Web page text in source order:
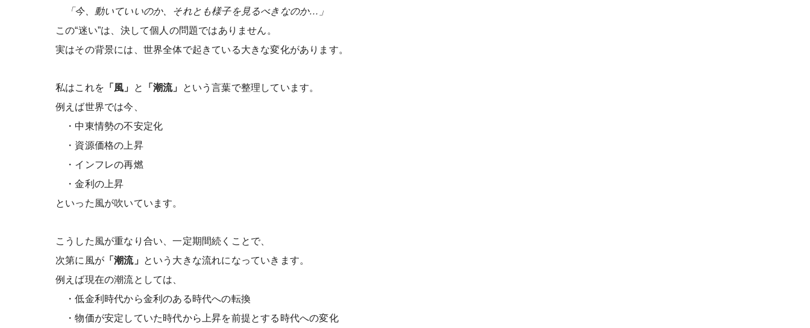
「今、動いていいのか、それとも様子を見るべきなのか…」
この“迷い”は、決して個人の問題ではありません。
実はその背景には、世界全体で起きている大きな変化があります。
私はこれを 「風」 と 「潮流」
という言葉で整理しています。
例えば世界では今、
・中東情勢の不安定化
・資源価格の上昇
・インフレの再燃
・金利の上昇
といった風が吹いています。
こうした風が重なり合い、一定期間続くことで、
次第に風が 「潮流」 という大きな流れになっていきます。
例えば現在の潮流としては、
・低金利時代から金利のある時代への転換
・物価が安定していた時代から上昇を前提とする時代への変化